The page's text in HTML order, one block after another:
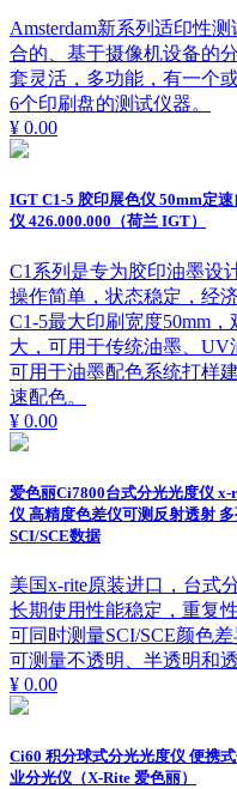
Amsterdam新系列适印性
合的、基于摄像机设备的
套灵活，多功能，有一个
6个印刷盘的测试仪器。
¥ 0.00
IGT C1-5 胶印展色仪 50mm定
仪 426.000.000（荷兰 IGT）
C1系列是专为胶印油墨设
操作简单，状态稳定，经济
C1-5最大印刷宽度50mm
大，可用于传统油墨、UV
可用于油墨配色系统打样
速配色。
¥ 0.00
爱色丽Ci7800台式分光光度仪
仪 高精度色差仪可测反射透射
SCI/SCE数据
美国x-rite原装进口，台式
长期使用性能稳定，重复
可同时测量SCI/SCE颜色
可测量不透明、半透明和
¥ 0.00
Ci60 积分球式分光光度仪 便携
业分光仪（X-Rite 爱色丽）